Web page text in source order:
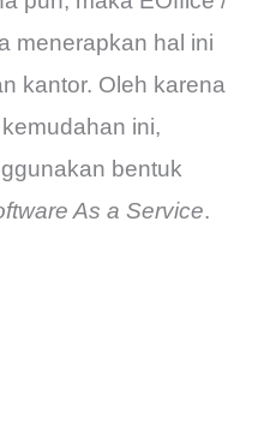
menerapkan hal ini
kantor. Oleh karena
ini,
bentuk
As a Service.